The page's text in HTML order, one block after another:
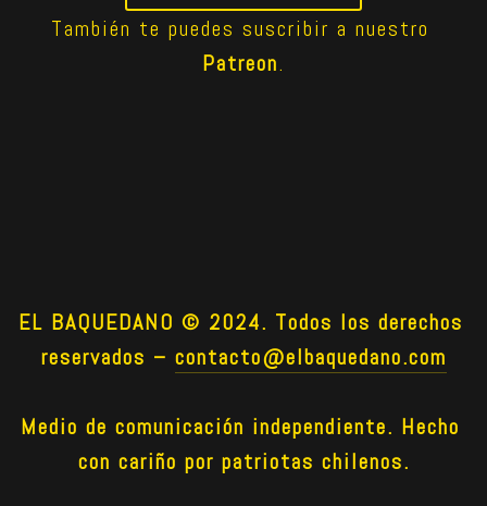
Patreon.
EL BAQUEDANO © 2024. Todos los derechos
reservados – contacto@elbaquedano.com
Medio de comunicación independiente. Hecho
con cariño por patriotas chilenos.